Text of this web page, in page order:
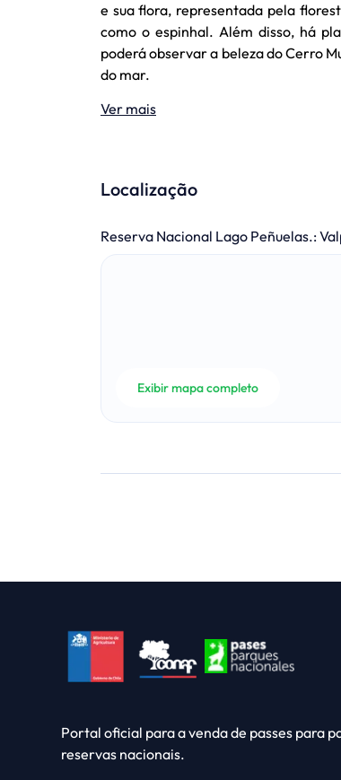
e sua flora, representada pela
como o espinhal. Além disso, há
poderá observar a beleza do Cerro
do mar.
Ver mais
Localização
Reserva Nacional Lago Peñuelas.:
Exibir mapa completo
Portal oficial para a venda de passes para
reservas nacionais.